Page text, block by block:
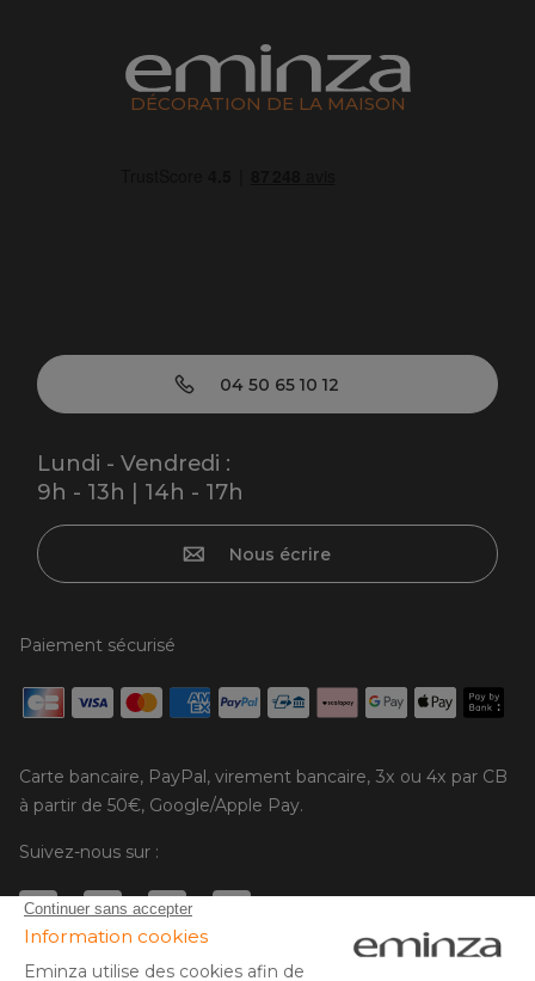
DÉCORATION DE LA MAISON
04 50 65 10 12
Lundi - Vendredi :
9h - 13h | 14h - 17h
Nous écrire
Paiement sécurisé
Carte bancaire, PayPal, virement bancaire, 3x ou 4x par CB
à partir de 50€, Google/Apple Pay.
Suivez-nous sur :